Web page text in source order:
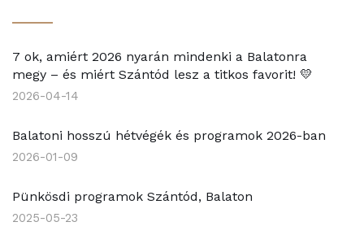
7 ok, amiért 2026 nyarán mindenki a Balatonra
megy – és miért Szántód lesz a titkos favorit! 💛
2026-04-14
Balatoni hosszú hétvégék és programok 2026-ban
2026-01-09
Pünkösdi programok Szántód, Balaton
2025-05-23